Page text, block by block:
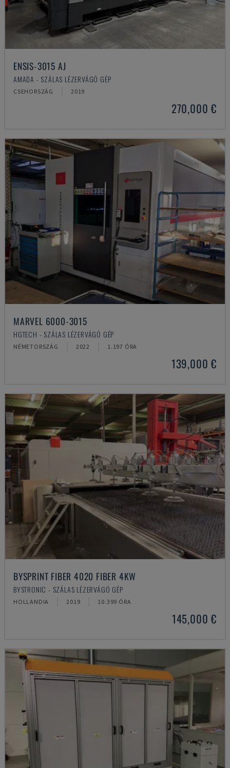
ENSIS-3015 AJ
AMADA - SZÁLAS LÉZERVÁGÓ GÉP
CSEHORSZÁG 2019
270,000 €
MARVEL 6000-3015
HGTECH - SZÁLAS LÉZERVÁGÓ GÉP
NÉMETORSZÁG 2022 1.197 ÓRA
139,000 €
BYSPRINT FIBER 4020 FIBER 4KW
BYSTRONIC - SZÁLAS LÉZERVÁGÓ GÉP
HOLLANDIA 2019 10.399 ÓRA
145,000 €